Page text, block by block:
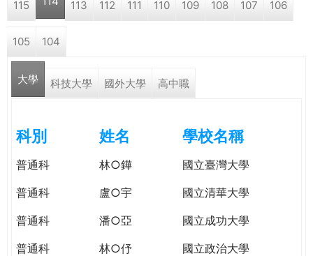
學
格。
a
r
e
e
r
e
115 113 112 111 110 109 108 107 106
105 104
大學 科技大學 國外大學 高中職
科別 姓名 學校名稱
普通科 林○鏵
國立臺灣大學
普通科
盧○宇
國立清華大學
普通科
潘○亞
國立成功大學
普通科
林○伃
國立政治大學